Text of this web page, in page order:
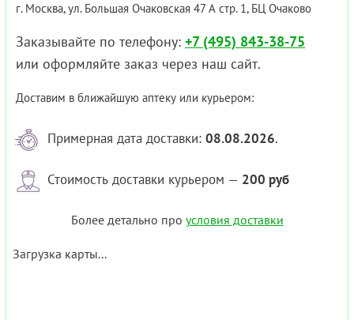
г. Москва, ул. Большая Очаковская 47 А стр. 1, БЦ Очаково
Заказывайте по телефону: +7 (495) 843-38-75
или оформляйте заказ через наш сайт.
Доставим в ближайшую аптеку или курьером:
Примерная дата доставки: 08.08.2026.
Стоимость доставки курьером — 200 руб
Более детально про условия доставки
Загрузка карты...